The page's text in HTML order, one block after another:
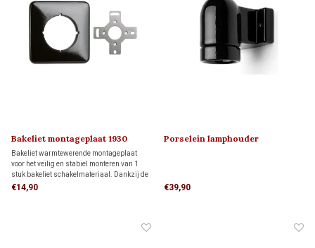
Bakeliet montageplaat 1930
Bakeliet warmtewerende montageplaat
voor het veilig en stabiel monteren van 1
stuk bakeliet schakelmateriaal. Dankzij de
bijgeleverde adapter past deze
€14,90
Porselein lamphouder
€39,90